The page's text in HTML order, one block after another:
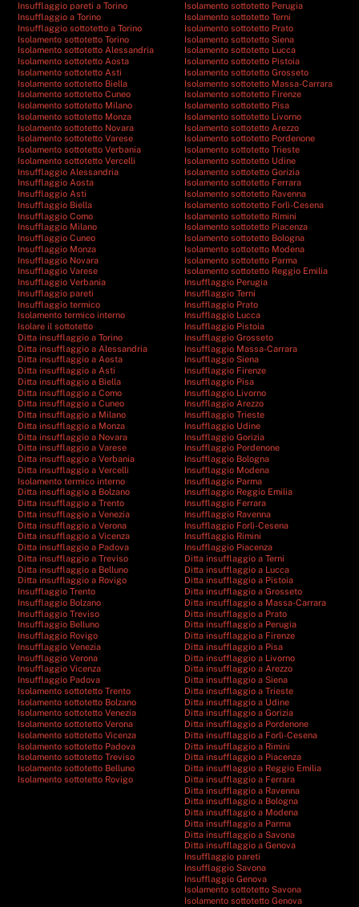
Insufflaggio pareti a Torino
Insufflaggio a Torino
Insufflaggio sottotetto a Torino
Isolamento sottotetto Torino
Isolamento sottotetto Alessandria
Isolamento sottotetto Aosta
Isolamento sottotetto Asti
Isolamento sottotetto Biella
Isolamento sottotetto Cuneo
Isolamento sottotetto Milano
Isolamento sottotetto Monza
Isolamento sottotetto Novara
Isolamento sottotetto Varese
Isolamento sottotetto Verbania
Isolamento sottotetto Vercelli
Insufflaggio Alessandria
Insufflaggio Aosta
Insufflaggio Asti
Insufflaggio Biella
Insufflaggio Como
Insufflaggio Milano
Insufflaggio Cuneo
Insufflaggio Monza
Insufflaggio Novara
Insufflaggio Varese
Insufflaggio Verbania
Insufflaggio pareti
Insufflaggio termico
Isolamento termico interno
Isolare il sottotetto
Ditta insufflaggio a Torino
Ditta insufflaggio a Alessandria
Ditta insufflaggio a Aosta
Ditta insufflaggio a Asti
Ditta insufflaggio a Biella
Ditta insufflaggio a Como
Ditta insufflaggio a Cuneo
Ditta insufflaggio a Milano
Ditta insufflaggio a Monza
Ditta insufflaggio a Novara
Ditta insufflaggio a Varese
Ditta insufflaggio a Verbania
Ditta insufflaggio a Vercelli
Isolamento termico interno
Ditta insufflaggio a Bolzano
Ditta insufflaggio a Trento
Ditta insufflaggio a Venezia
Ditta insufflaggio a Verona
Ditta insufflaggio a Vicenza
Ditta insufflaggio a Padova
Ditta insufflaggio a Treviso
Ditta insufflaggio a Belluno
Ditta insufflaggio a Rovigo
Insufflaggio Trento
Insufflaggio Bolzano
Insufflaggio Treviso
Insufflaggio Belluno
Insufflaggio Rovigo
Insufflaggio Venezia
Insufflaggio Verona
Insufflaggio Vicenza
Insufflaggio Padova
Isolamento sottotetto Trento
Isolamento sottotetto Bolzano
Isolamento sottotetto Venezia
Isolamento sottotetto Verona
Isolamento sottotetto Vicenza
Isolamento sottotetto Padova
Isolamento sottotetto Treviso
Isolamento sottotetto Belluno
Isolamento sottotetto Rovigo
Isolamento sottotetto Perugia
Isolamento sottotetto Terni
Isolamento sottotetto Prato
Isolamento sottotetto Siena
Isolamento sottotetto Lucca
Isolamento sottotetto Pistoia
Isolamento sottotetto Grosseto
Isolamento sottotetto Massa-Carrara
Isolamento sottotetto Firenze
Isolamento sottotetto Pisa
Isolamento sottotetto Livorno
Isolamento sottotetto Arezzo
Isolamento sottotetto Pordenone
Isolamento sottotetto Trieste
Isolamento sottotetto Udine
Isolamento sottotetto Gorizia
Isolamento sottotetto Ferrara
Isolamento sottotetto Ravenna
Isolamento sottotetto Forlì-Cesena
Isolamento sottotetto Rimini
Isolamento sottotetto Piacenza
Isolamento sottotetto Bologna
Isolamento sottotetto Modena
Isolamento sottotetto Parma
Isolamento sottotetto Reggio Emilia
Insufflaggio Perugia
Insufflaggio Terni
Insufflaggio Prato
Insufflaggio Lucca
Insufflaggio Pistoia
Insufflaggio Grosseto
Insufflaggio Massa-Carrara
Insufflaggio Siena
Insufflaggio Firenze
Insufflaggio Pisa
Insufflaggio Livorno
Insufflaggio Arezzo
Insufflaggio Trieste
Insufflaggio Udine
Insufflaggio Gorizia
Insufflaggio Pordenone
Insufflaggio Bologna
Insufflaggio Modena
Insufflaggio Parma
Insufflaggio Reggio Emilia
Insufflaggio Ferrara
Insufflaggio Ravenna
Insufflaggio Forlì-Cesena
Insufflaggio Rimini
Insufflaggio Piacenza
Ditta insufflaggio a Terni
Ditta insufflaggio a Lucca
Ditta insufflaggio a Pistoia
Ditta insufflaggio a Grosseto
Ditta insufflaggio a Massa-Carrara
Ditta insufflaggio a Prato
Ditta insufflaggio a Perugia
Ditta insufflaggio a Firenze
Ditta insufflaggio a Pisa
Ditta insufflaggio a Livorno
Ditta insufflaggio a Arezzo
Ditta insufflaggio a Siena
Ditta insufflaggio a Trieste
Ditta insufflaggio a Udine
Ditta insufflaggio a Gorizia
Ditta insufflaggio a Pordenone
Ditta insufflaggio a Forlì-Cesena
Ditta insufflaggio a Rimini
Ditta insufflaggio a Piacenza
Ditta insufflaggio a Reggio Emilia
Ditta insufflaggio a Ferrara
Ditta insufflaggio a Ravenna
Ditta insufflaggio a Bologna
Ditta insufflaggio a Modena
Ditta insufflaggio a Parma
Ditta insufflaggio a Savona
Ditta insufflaggio a Genova
Insufflaggio pareti
Insufflaggio Savona
Insufflaggio Genova
Isolamento sottotetto Savona
Isolamento sottotetto Genova